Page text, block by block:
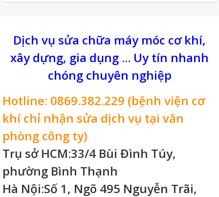
dụng ngay tại xưởng.
Dịch vụ sửa chữa máy móc cơ khí,
xây dựng, gia dụng ... Uy tín nhanh
chóng chuyên nghiệp
Hotline: 0869.382.229 (bệnh viện cơ
khí chỉ nhận sửa dịch vụ tại văn
phòng công ty)
Trụ sở HCM:33/4 Bùi Đình Túy,
phường Bình Thạnh
Hà Nội:Số 1, Ngõ 495 Nguyễn Trãi,